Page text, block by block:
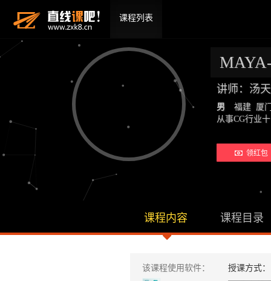
课程列表
讲师：汤
男
福建 厦
从事CG行业
领红包
课程内容 课程目录
该课程使用软件：
授课方式：